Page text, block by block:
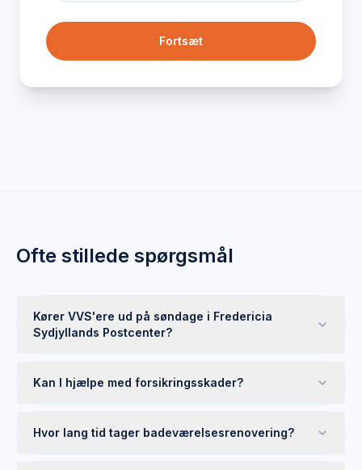
Fortsæt
Ofte stillede spørgsmål
Kører VVS'ere ud på søndage i Fredericia
Sydjyllands Postcenter?
Kan I hjælpe med forsikringsskader?
Hvor lang tid tager badeværelsesrenovering?